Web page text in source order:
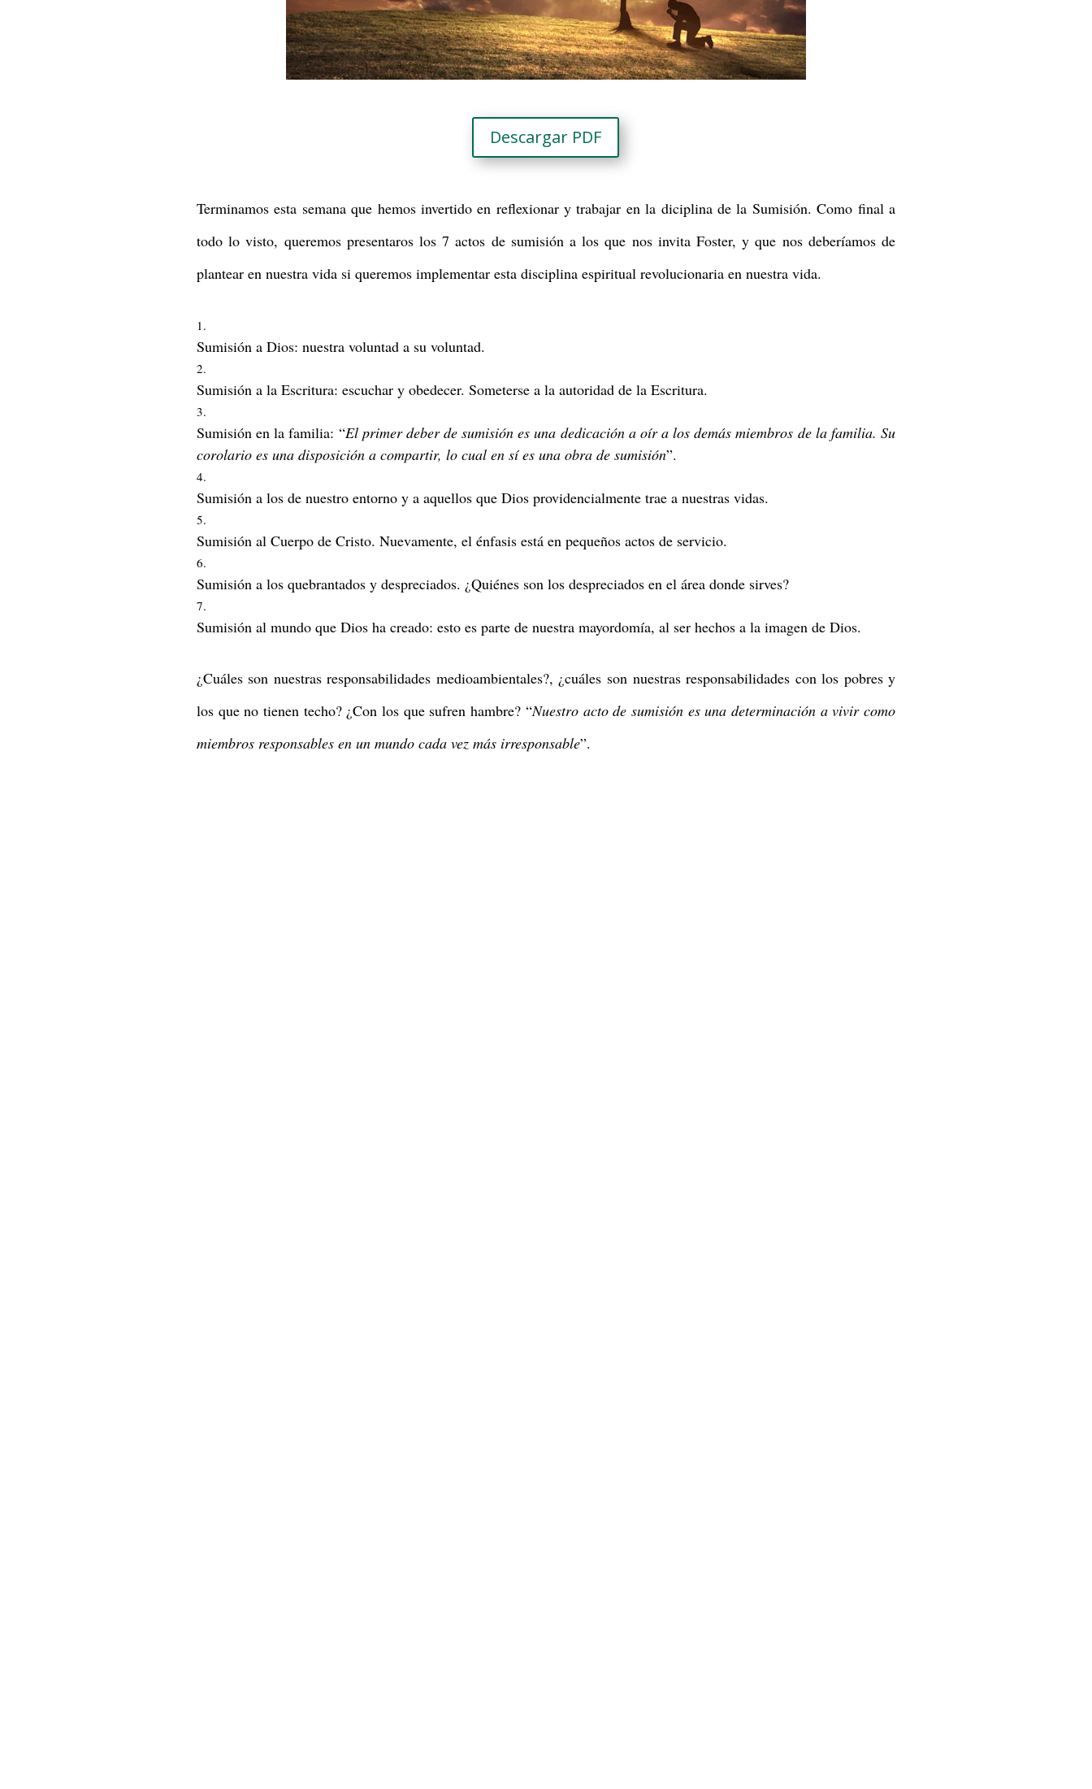
Descargar PDF
Terminamos esta semana que hemos invertido en reflexionar y trabajar en la diciplina de la Sumisión. Como final a
todo lo visto, queremos presentaros los 7 actos de sumisión a los que nos invita Foster, y que nos deberíamos de
plantear en nuestra vida si queremos implementar esta disciplina espiritual revolucionaria en nuestra vida.
Sumisión a Dios: nuestra voluntad a su voluntad.
Sumisión a la Escritura: escuchar y obedecer. Someterse a la autoridad de la Escritura.
Sumisión en la familia: “El primer deber de sumisión es una dedicación a oír a los demás miembros de la familia. Su
corolario es una disposición a compartir, lo cual en sí es una obra de sumisión”.
Sumisión a los de nuestro entorno y a aquellos que Dios providencialmente trae a nuestras vidas.
Sumisión al Cuerpo de Cristo. Nuevamente, el énfasis está en pequeños actos de servicio.
Sumisión a los quebrantados y despreciados. ¿Quiénes son los despreciados en el área donde sirves?
Sumisión al mundo que Dios ha creado: esto es parte de nuestra mayordomía, al ser hechos a la imagen de Dios.
¿Cuáles son nuestras responsabilidades medioambientales?, ¿cuáles son nuestras responsabilidades con los pobres y
los que no tienen techo? ¿Con los que sufren hambre? “Nuestro acto de sumisión es una determinación a vivir como
miembros responsables en un mundo cada vez más irresponsable”.